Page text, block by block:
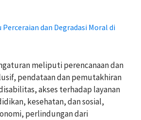
Perceraian dan Degradasi Moral di
meliputi perencanaan dan
pendataan dan pemutakhiran
akses terhadap layanan
kesehatan, dan sosial,
perlindungan dari